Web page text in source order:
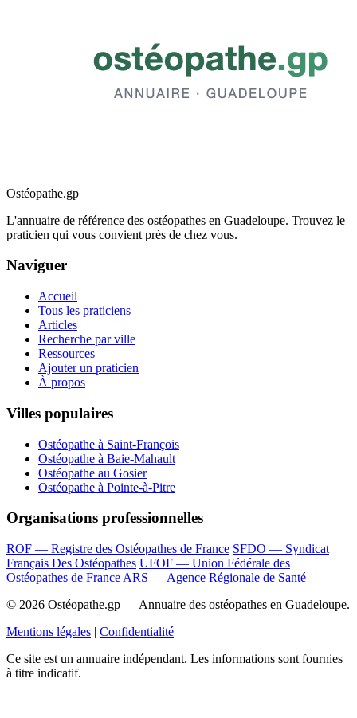
Ostéopathe.gp
L'annuaire de référence des ostéopathes en Guadeloupe. Trouvez le
praticien qui vous convient près de chez vous.
Naviguer
Accueil
Tous les praticiens
Articles
Recherche par ville
Ressources
Ajouter un praticien
À propos
Villes populaires
Ostéopathe à Saint-François
Ostéopathe à Baie-Mahault
Ostéopathe au Gosier
Ostéopathe à Pointe-à-Pitre
Organisations professionnelles
ROF — Registre des Ostéopathes de France SFDO — Syndicat
Français Des Ostéopathes UFOF — Union Fédérale des
Ostéopathes de France ARS — Agence Régionale de Santé
© 2026 Ostéopathe.gp — Annuaire des ostéopathes en Guadeloupe.
Mentions légales | Confidentialité
Ce site est un annuaire indépendant. Les informations sont fournies
à titre indicatif.